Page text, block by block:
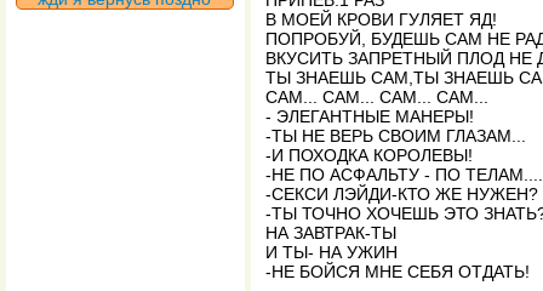
В МОЕЙ КРОВИ ГУЛЯЕТ ЯД!
ПОПРОБУЙ, БУДЕШЬ САМ НЕ
ВКУСИТЬ ЗАПРЕТНЫЙ ПЛОД НЕ
ТЫ ЗНАЕШЬ САМ,ТЫ ЗНАЕШЬ
САМ... САМ... САМ... САМ...
- ЭЛЕГАНТНЫЕ МАНЕРЫ!
-ТЫ НЕ ВЕРЬ СВОИМ ГЛАЗАМ...
-И ПОХОДКА КОРОЛЕВЫ!
-НЕ ПО АСФАЛЬТУ - ПО ТЕЛАМ....
-СЕКСИ ЛЭЙДИ-КТО ЖЕ НУЖЕН?
-ТЫ ТОЧНО ХОЧЕШЬ ЭТО
НА ЗАВТРАК-ТЫ
И ТЫ- НА УЖИН
-НЕ БОЙСЯ МНЕ СЕБЯ ОТДАТЬ!